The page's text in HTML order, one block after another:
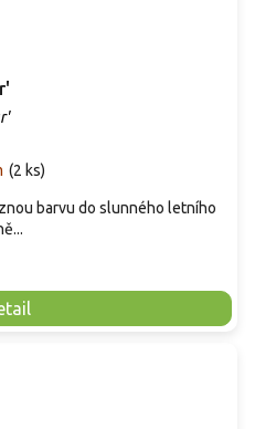
(2 ks)
barvu do slunného letního